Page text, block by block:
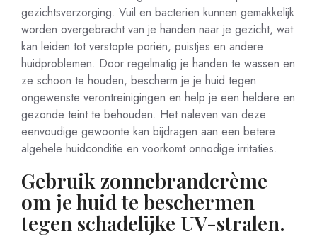
gezichtsverzorging. Vuil en bacteriën kunnen gemakkelijk
worden overgebracht van je handen naar je gezicht, wat
kan leiden tot verstopte poriën, puistjes en andere
huidproblemen. Door regelmatig je handen te wassen en
ze schoon te houden, bescherm je je huid tegen
ongewenste verontreinigingen en help je een heldere en
gezonde teint te behouden. Het naleven van deze
eenvoudige gewoonte kan bijdragen aan een betere
algehele huidconditie en voorkomt onnodige irritaties.
Gebruik zonnebrandcrème
om je huid te beschermen
tegen schadelijke UV-stralen.